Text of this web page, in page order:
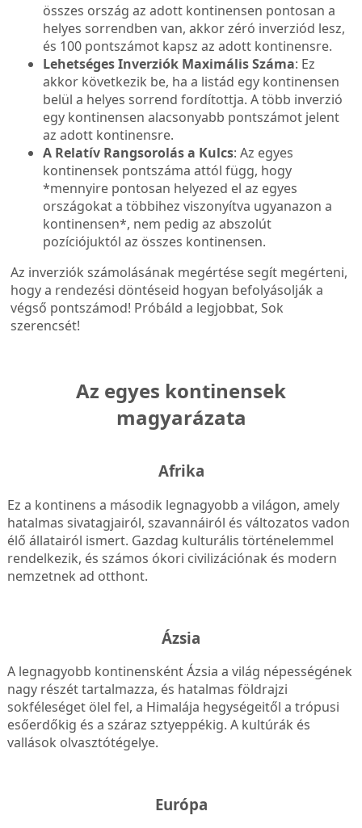
összes ország az adott kontinensen pontosan a
helyes sorrendben van, akkor zéró inverziód lesz,
és 100 pontszámot kapsz az adott kontinensre.
Lehetséges Inverziók Maximális Száma: Ez
akkor következik be, ha a listád egy kontinensen
belül a helyes sorrend fordítottja. A több inverzió
egy kontinensen alacsonyabb pontszámot jelent
az adott kontinensre.
A Relatív Rangsorolás a Kulcs: Az egyes
kontinensek pontszáma attól függ, hogy
*mennyire pontosan helyezed el az egyes
országokat a többihez viszonyítva ugyanazon a
kontinensen*, nem pedig az abszolút
pozíciójuktól az összes kontinensen.
Az inverziók számolásának megértése segít megérteni,
hogy a rendezési döntéseid hogyan befolyásolják a
végső pontszámod! Próbáld a legjobbat, Sok
szerencsét!
Az egyes kontinensek
magyarázata
Afrika
Ez a kontinens a második legnagyobb a világon, amely
hatalmas sivatagjairól, szavannáiról és változatos vadon
élő állatairól ismert. Gazdag kulturális történelemmel
rendelkezik, és számos ókori civilizációnak és modern
nemzetnek ad otthont.
Ázsia
A legnagyobb kontinensként Ázsia a világ népességének
nagy részét tartalmazza, és hatalmas földrajzi
sokféleséget ölel fel, a Himalája hegységeitől a trópusi
esőerdőkig és a száraz sztyeppékig. A kultúrák és
vallások olvasztótégelye.
Európa